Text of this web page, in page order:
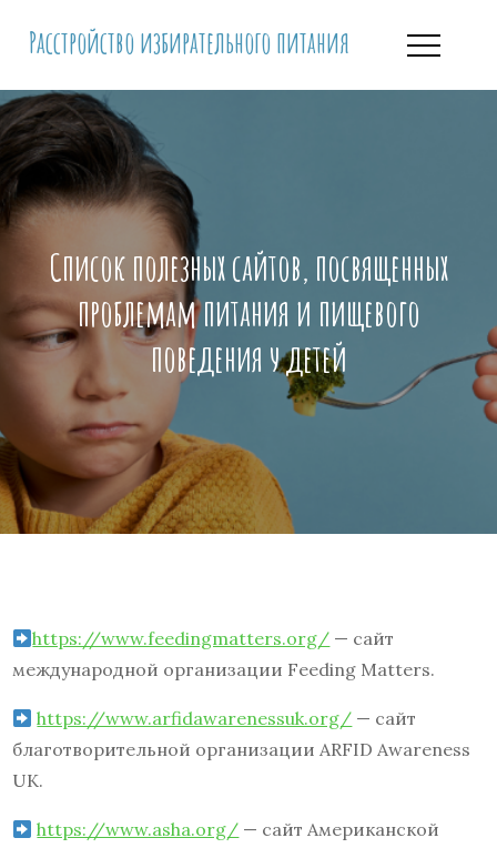
Расстройство избирательного питания
Список полезных сайтов, посвященных
проблемам питания и пищевого
поведения у детей
https://www.feedingmatters.org/ — сайт
международной организации Feeding Matters.
https://www.arfidawarenessuk.org/ — сайт
благотворительной организации ARFID Awareness
UK.
https://www.asha.org/ — сайт Американской